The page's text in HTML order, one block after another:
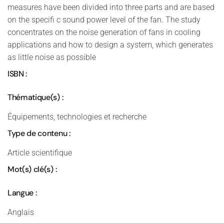
measures have been divided into three parts and are based
on the specifi c sound power level of the fan. The study
concentrates on the noise generation of fans in cooling
applications and how to design a system, which generates
as little noise as possible
ISBN :
Thématique(s) :
Équipements, technologies et recherche
Type de contenu :
Article scientifique
Mot(s) clé(s) :
Langue :
Anglais